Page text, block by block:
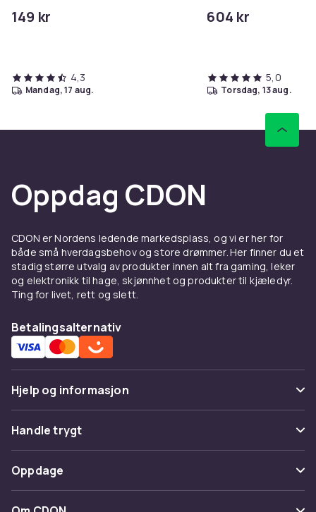
149 kr
4,3
mandag, 17 aug.
604 kr
5,0
torsdag, 13 aug.
Oppdag CDON
CDON er Nordens ledende markedsplass, og vi er her for
både små hverdagsbehov og store drømmer. Her finner du et
stadig større utvalg av produkter innen alt fra gaming, leker
og elektronikk til hage, skjønnhet og produkter til kjæledyr.
Ting for livet, rett og slett.
Betalingsalternativ
Hjelp og informasjon
Vanlige spørsmål
Spor pakke
Angre & returner her
Handle trygt
Betaling
Levering
Oppdage
Kategorier